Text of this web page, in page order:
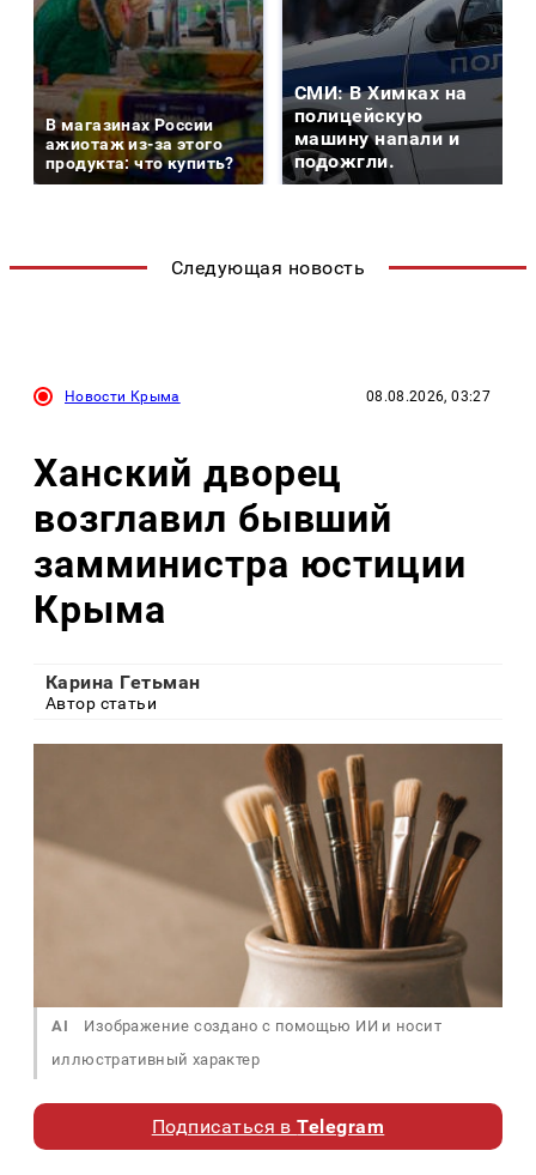
В магазинах России
ажиотаж из-за этого
продукта: что купить?
СМИ: В Химках на
полицейскую
машину напали и
подожгли.
Следующая новость
Новости Крыма 08.08.2026, 03:27
Ханский дворец
возглавил бывший
замминистра юстиции
Крыма
Карина Гетьман
Автор статьи
AI
Изображение создано с помощью ИИ и носит
иллюстративный характер
Подписаться вTelegram